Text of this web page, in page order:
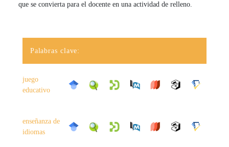
que se convierta para el docente en una actividad de relleno.
Palabras clave:
juego
educativo
enseñanza de
idiomas